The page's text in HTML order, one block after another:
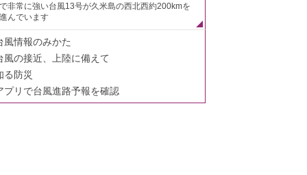
非常に強い台風13号が久米島の西北西約200kmを
んでいます
風情報のみかた
風の接近、上陸に備えて
る防災
プリで台風進路予報を確認